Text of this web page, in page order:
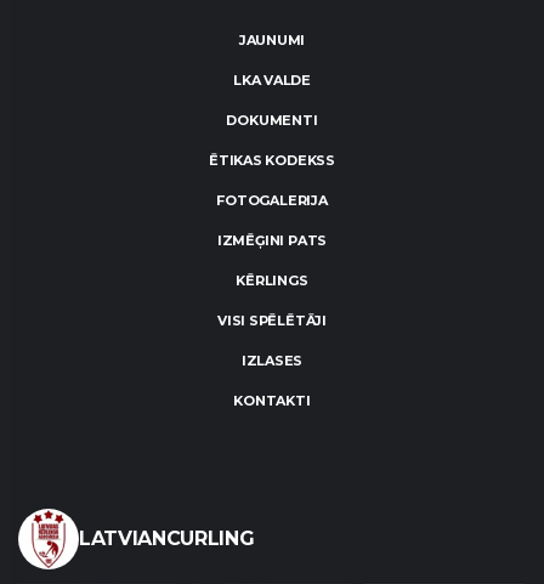
JAUNUMI
LKA VALDE
DOKUMENTI
ĒTIKAS KODEKSS
FOTOGALERIJA
IZMĒĢINI PATS
KĒRLINGS
VISI SPĒLĒTĀJI
IZLASES
KONTAKTI
LATVIANCURLING